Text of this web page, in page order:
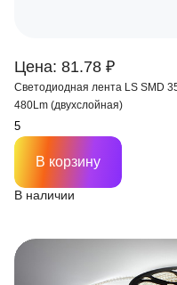
Цена: 81.78 ₽
Светодиодная лента LS SMD
480Lm (двухслойная)
В наличии
В корзину